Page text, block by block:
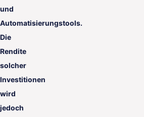
und
Automatisierungstools.
Die
Rendite
solcher
Investitionen
wird
jedoch